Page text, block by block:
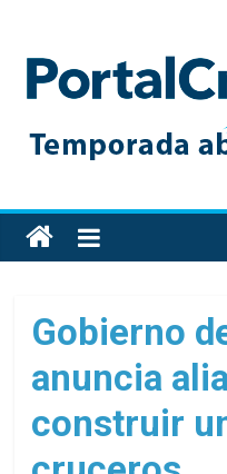
content
Toda
la
cruceros
en
un
solo
Gobierno
anuncia
construir